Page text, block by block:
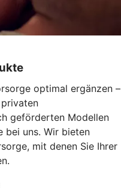
optimal ergänzen –
geförderten Modellen
bei uns. Wir bieten
mit denen Sie Ihrer